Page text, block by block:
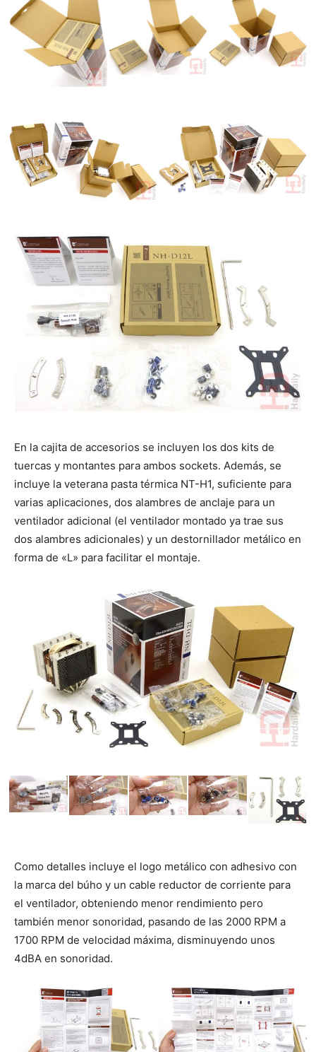
En la cajita de accesorios se incluyen los dos kits de
tuercas y montantes para ambos sockets. Además, se
incluye la veterana pasta térmica NT-H1, suficiente para
varias aplicaciones, dos alambres de anclaje para un
ventilador adicional (el ventilador montado ya trae sus
dos alambres adicionales) y un destornillador metálico en
forma de «L» para facilitar el montaje.
Como detalles incluye el logo metálico con adhesivo con
la marca del búho y un cable reductor de corriente para
el ventilador, obteniendo menor rendimiento pero
también menor sonoridad, pasando de las 2000 RPM a
1700 RPM de velocidad máxima, disminuyendo unos
4dBA en sonoridad.